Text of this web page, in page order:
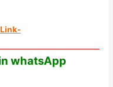
whatsApp